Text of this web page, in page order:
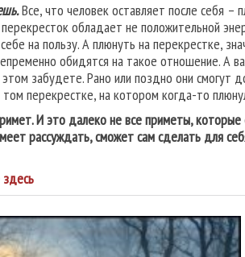
Все, что человек оставляет после себя –
обладает не положительной
на пользу. А плюнуть на перекрестке,
обидятся на такое отношение. А
забудете. Рано или поздно они смогут
перекрестке, на котором когда-то
И это далеко не все приметы,
рассуждать, сможет сам сделать для